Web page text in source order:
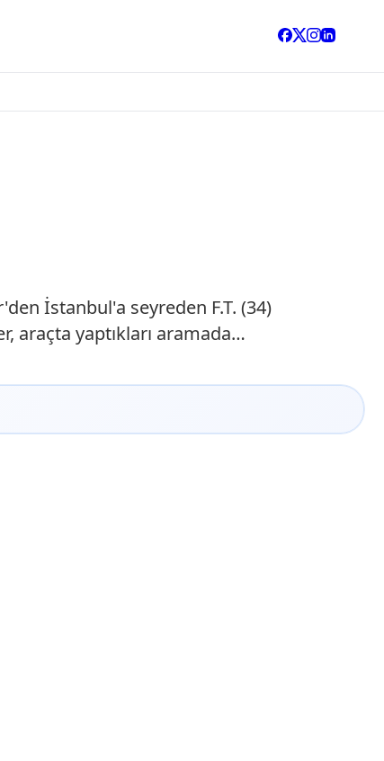
İstanbul'a seyreden F.T. (34)
araçta yaptıkları aramada…